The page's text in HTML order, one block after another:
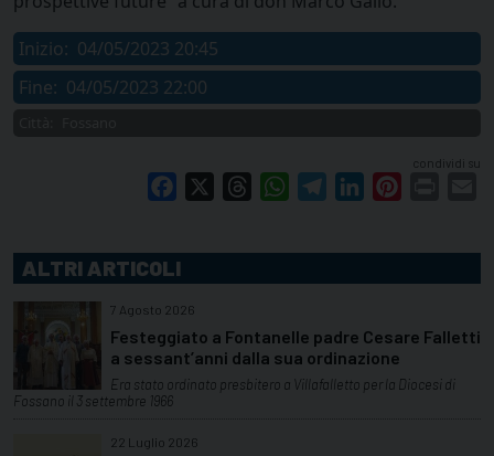
Inizio: 04/05/2023 20:45
Fine: 04/05/2023 22:00
condividi su
Facebook ThreadsWhatsAppTelegramLinkedIn
ALTRI ARTICOLI
7 Agosto 2026
Festeggiato a Fontanelle padre Cesare Falletti
a sessant’anni dalla sua ordinazione
Era stato ordinato presbitero a Villafalletto per la Diocesi di
Fossano il 3 settembre 1966
22 Luglio 2026